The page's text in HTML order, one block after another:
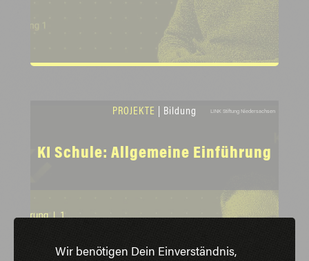
LINK Stiftung Niedersachsen
PROJEKTE | Bildung
KI Schule: Allgemeine Einführung
Wir benötigen Dein Einverständnis,